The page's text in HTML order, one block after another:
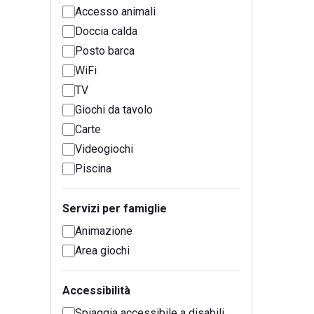
Accesso animali
Doccia calda
Posto barca
WiFi
TV
Giochi da tavolo
Carte
Videogiochi
Piscina
Servizi per famiglie
Animazione
Area giochi
Accessibilità